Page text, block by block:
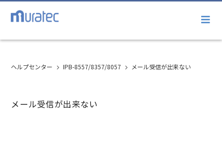
ヘルプセンター IPB-8557/8357/8057 メール受信が出来ない
メール受信が出来ない